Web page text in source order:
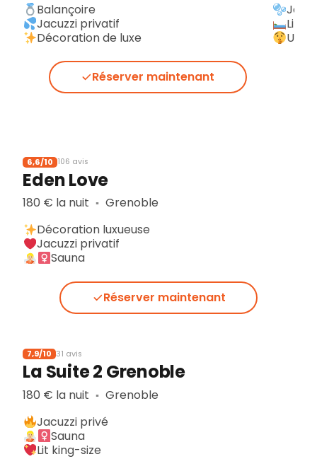
Balançoire
Jacuzzi privatif
Décoration de luxe
Réserver maintenant
Lit a
Une
6,6/10 106 avis
Eden Love
180 € la nuit ▪︎ Grenoble
Décoration luxueuse
Jacuzzi privatif
Sauna
Réserver maintenant
7,9/10 31 avis
La Suite 2 Grenoble
180 € la nuit ▪︎ Grenoble
Jacuzzi privé
Sauna
Lit king-size